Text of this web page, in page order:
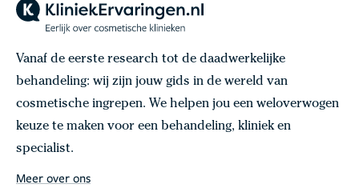
Vanaf de eerste research tot de daadwerkelijke
behandeling: wij zijn jouw gids in de wereld van
cosmetische ingrepen. We helpen jou een weloverwogen
keuze te maken voor een behandeling, kliniek en
specialist.
Meer over ons